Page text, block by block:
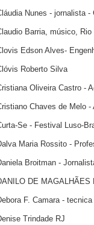
Nunes - jornalista -
Barria, músico, Rio
Edson Alves-
Roberto Silva
Oliveira Castro -
Chaves de Melo
Se - Festival Luso-
Maria Rossito -
Broitman -
DE MAGALHÃES
F. Camara - tecnica
Trindade RJ